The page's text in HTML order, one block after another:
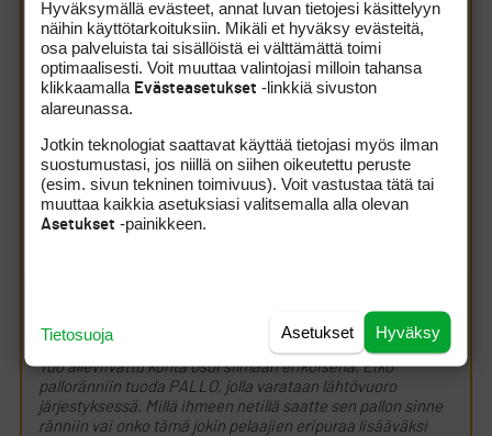
VUOKRATTUJAKIN:
OK, tuo kuulostaakin järkevältä, kiitos tarkennuksesta.
Tekstissä siis kylläkin lukee lähtöaikojen
Tuo kohta osui silmään varsinkin kun esim. omassa
yhtiössämme oli tarkoitus muuttaa
varausjärjestelmäää siten että sallitaan nimenomaan
juuri
pelaajaosakkaille
varausmahdollisuudet, joka hallituksen ehdotus/esitys
Tuo alleviivattu kohta osui silmään erikoisena. Eikö
palloränniin tuoda PALLO, jolla varataan lähtövuoro
järjestyksessä. Millä ihmeen netillä saatte sen pallon sinne
ränniin vai onko tämä jokin pelaajien eripuraa lisääväksi
Hyväksymällä evästeet, annat luvan tietojesi käsittelyyn
näihin käyttötarkoituksiin. Mikäli et hyväksy evästeitä,
osa palveluista tai sisällöistä ei välttämättä toimi
optimaalisesti. Voit muuttaa valintojasi milloin tahansa
klikkaamalla Evästeasetukset -linkkiä sivuston
alareunassa.
Jotkin teknologiat saattavat käyttää tietojasi myös ilman
suostumustasi, jos niillä on siihen oikeutettu peruste
(esim. sivun tekninen toimivuus). Voit vastustaa tätä tai
muuttaa kaikkia asetuksiasi valitsemalla alla olevan
Asetukset -painikkeen.
Hyväksy
Asetukset
Tietosuoja